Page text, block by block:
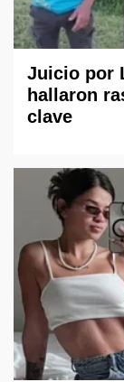
Juicio por
hallaron
clave